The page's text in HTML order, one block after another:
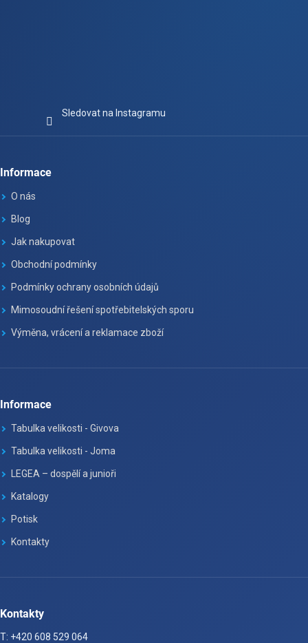
Sledovat na Instagramu
Informace
O nás
Blog
Jak nakupovat
Obchodní podmínky
Podmínky ochrany osobních údajů
Mimosoudní řešení spotřebitelských sporu
Výměna, vrácení a reklamace zboží
Informace
Tabulka velikosti - Givova
Tabulka velikosti - Joma
LEGEA – dospělí a junioři
Katalogy
Potisk
Kontakty
Kontakty
T: +420 608 529 064